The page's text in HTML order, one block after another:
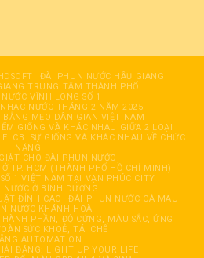
ĐÀI PHUN NƯỚC HÂỤ GIANG
TRUNG TÂM THÀNH PHỐ
VĨNH LONG SỐ 1
NƯỚC THÁNG 2 NĂM 2025
BẰNG MẸO DÂN GIAN VIỆT NAM
GIỐNG VÀ KHÁC NHAU GIỮA 2 LOẠI
SỰ GIỐNG VÀ KHÁC NHAU VỀ CHỨC
NĂNG
CHO ĐÀI PHUN NƯỚC
TP. HCM (THÀNH PHỐ HỒ CHÍ MINH)
1 VIỆT NAM TẠI VẠN PHÚC CITY
Ở BÌNH DƯƠNG
ĐỈNH CAO
ĐÀI PHUN NƯỚC CÀ MAU
NƯỚC KHÁNH HOÀ
PHẦN, ĐỘ CỨNG, MÀU SẮC, ỨNG
SỨC KHOẺ, TÁI CHẾ
AUTOMATION
ĐĂNG: LIGHT UP YOUR LIFE